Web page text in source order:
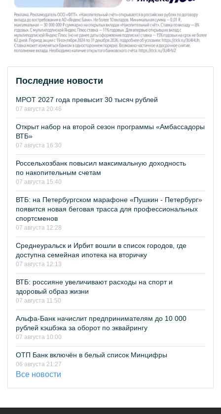
Последние новости
МРОТ 2027 года превысит 30 тысяч рублей
07 августа 20:46
Открыт набор на второй сезон программы «Амбассадоры
ВТБ»
07 августа 16:30
Россельхозбанк повысил максимальную доходность
по накопительным счетам
07 августа 15:40
ВТБ: на Петербургском марафоне «Пушкин - Петербург»
появится новая беговая трасса для профессиональных
спортсменов
07 августа 12:28
Среднеуральск и Ирбит вошли в список городов, где
доступна семейная ипотека на вторичку
07 августа 12:13
ВТБ: россияне увеличивают расходы на спорт и
здоровый образ жизни
07 августа 11:50
Альфа-Банк начислит предпринимателям до 10 000
рублей кэшбэка за оборот по эквайрингу
07 августа 10:00
ОТП Банк включён в белый список Минцифры
06 августа 21:27
Все новости